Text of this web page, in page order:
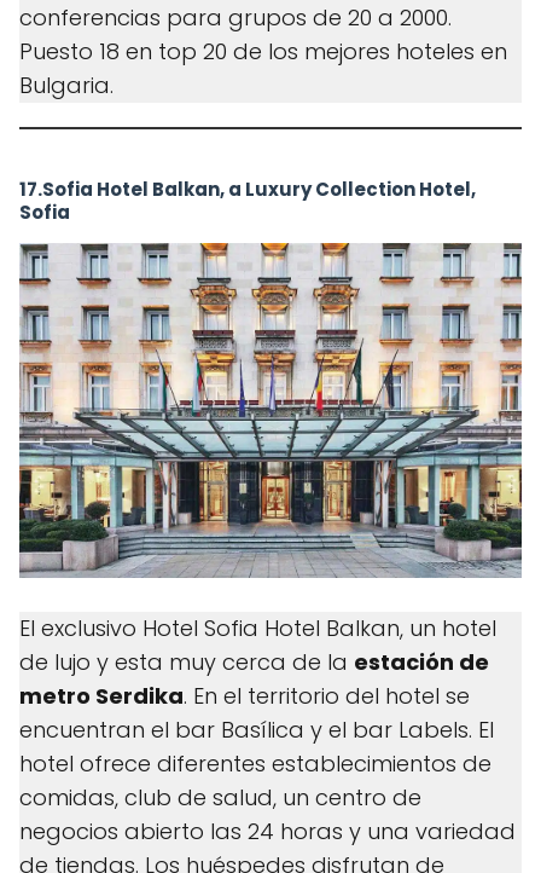
conferencias para grupos de 20 a 2000.
Puesto 18 en top 20 de los mejores hoteles en
Bulgaria.
17.Sofia Hotel Balkan, a Luxury Collection Hotel,
Sofia
El exclusivo Hotel Sofia Hotel Balkan, un hotel
de lujo y esta muy cerca de la estación de
metro Serdika. En el territorio del hotel se
encuentran el bar Basílica y el bar Labels. El
hotel ofrece diferentes establecimientos de
comidas, club de salud, un centro de
negocios abierto las 24 horas y una variedad
de tiendas. Los huéspedes disfrutan de